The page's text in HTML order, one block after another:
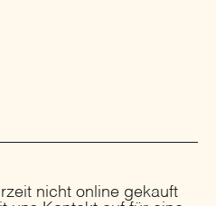
nicht online gekauft